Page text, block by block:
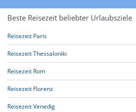
Beste Reisezeit beliebter Urlaubsziele
Reisezeit Paris
Reisezeit Thessaloniki
Reisezeit Rom
Reisezeit Florenz
Reisezeit Venedig